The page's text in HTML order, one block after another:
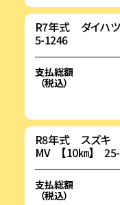
R7年式 ダイハ
5-1246
支払総額
（税込）
R8年式 スズキ
MV 【10㎞】
支払総額
（税込）